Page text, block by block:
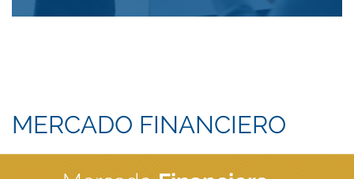
MERCADO FINANCIERO